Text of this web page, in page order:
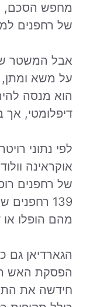
מחפש הסכם,
של רחפנים
אבל המשטר
על משא ומתן,
הוא מנסה
דיפלומטי, אך
אוקראינה
של רחפנים
מהם הופלו או
הגארדיאן גם
הפסקת האש
חידשה את